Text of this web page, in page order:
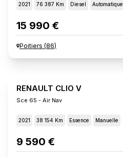
2021 76 387 Km Diesel Automatique
15 990 €
Poitiers (86)
RENAULT CLIO V
Sce 65 - Air Nav
2021 38 154 Km Essence Manuelle
9 590 €